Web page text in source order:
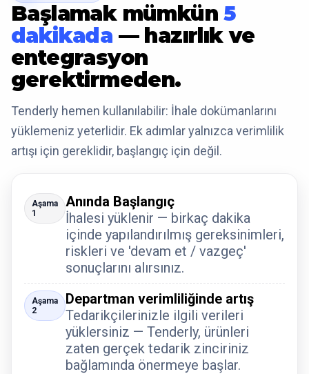
Başlamak mümkün5
dakikada — hazırlık ve
entegrasyon
gerektirmeden.
Tenderly hemen kullanılabilir: İhale dokümanlarını
yüklemeniz yeterlidir. Ek adımlar yalnızca verimlilik
artışı için gereklidir, başlangıç için değil.
Aşama
1
Anında Başlangıç
İhalesi yüklenir — birkaç dakika
içinde yapılandırılmış gereksinimleri,
riskleri ve 'devam et / vazgeç'
sonuçlarını alırsınız.
Aşama
2
Departman verimliliğinde artış
Tedarikçilerinizle ilgili verileri
yüklersiniz — Tenderly, ürünleri
zaten gerçek tedarik zinciriniz
bağlamında önermeye başlar.